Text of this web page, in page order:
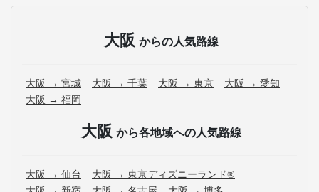
大阪 からの人気路線
大阪 → 宮城 大阪 → 千葉 大阪 → 東京
大阪 → 愛知
大阪 → 福岡
大阪 から各地域への人気路線
大阪 → 仙台
大阪 → 東京ディズニーランド®